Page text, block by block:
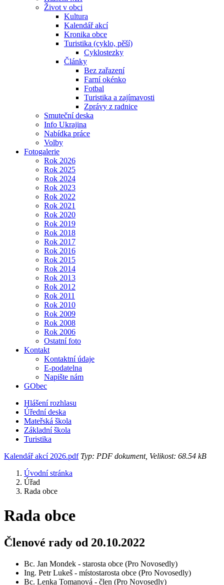
Život v obci
Kultura
Kalendář akcí
Kronika obce
Turistika (cyklo, pěší)
Cyklostezky
Články
Bez zařazení
Farní okénko
Fotbal
Turistika a zajímavosti
Zprávy z radnice
Smuteční deska
Info Ukrajina
Nabídka práce
Volby
Fotogalerie
Rok 2026
Rok 2025
Rok 2024
Rok 2023
Rok 2022
Rok 2021
Rok 2020
Rok 2019
Rok 2018
Rok 2017
Rok 2016
Rok 2015
Rok 2014
Rok 2013
Rok 2012
Rok 2011
Rok 2010
Rok 2009
Rok 2008
Rok 2006
Ostatní foto
Kontakt
Kontaktní údaje
E-podatelna
Napište nám
GObec
Hlášení rozhlasu
Úřední deska
Mateřská škola
Základní škola
Turistika
Kalendář akcí 2026.pdfTyp: PDF dokument, Velikost: 68.54 kB
Úvodní stránka
Úřad
Rada obce
Rada obce
Členové rady od 20.10.2022
Bc. Jan Mondek - starosta obce (Pro Novosedly)
Ing. Petr Lukeš - místostarosta obce (Pro Novosedly)
Bc. Lenka Tomanová - člen (Pro Novosedly)